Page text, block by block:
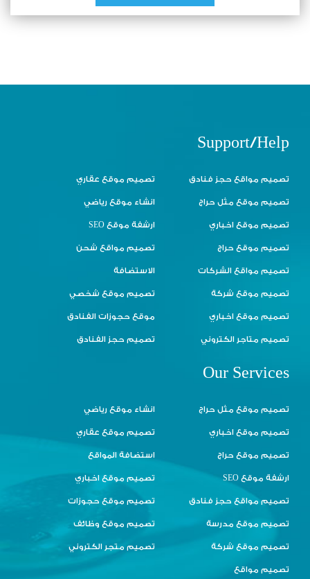
Support/Help
تصميم مواقع حجز فنادق تصميم موقع عقاري
تصميم موقع مثل حراج انشاء موقع رياضي
تصميم موقع اخباري ارشفة موقع SEO
تصميم موقع حراج تصميم مواقع شحن
تصميم مواقع الشركات الاستضافة
تصميم موقع شركة تصميم موقع شخصي
تصميم موقع اخباري موقع حجوزات الفنادق
تصميم متاجر الكتروني تصميم حجز الفنادق
Our Services
تصميم موقع مثل حراج انشاء موقع رياضي
تصميم موقع اخباري تصميم موقع عقاري
تصميم موقع حراج استضافة المواقع
ارشفة موقع SEO تصميم موقع اخباري
تصميم مواقع حجز فنادق تصميم موقع حجوزات
تصميم موقع مدرسة تصميم موقع وظائف
تصميم موقع شركة تصميم متجر الكتروني
تصميم مواقع